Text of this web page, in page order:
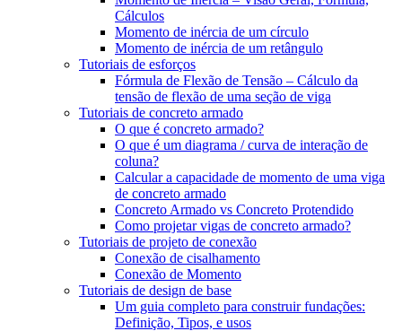
Cálculos
Momento de inércia de um círculo
Momento de inércia de um retângulo
Tutoriais de esforços
Fórmula de Flexão de Tensão – Cálculo da
tensão de flexão de uma seção de viga
Tutoriais de concreto armado
O que é concreto armado?
O que é um diagrama / curva de interação de
coluna?
Calcular a capacidade de momento de uma viga
de concreto armado
Concreto Armado vs Concreto Protendido
Como projetar vigas de concreto armado?
Tutoriais de projeto de conexão
Conexão de cisalhamento
Conexão de Momento
Tutoriais de design de base
Um guia completo para construir fundações:
Definição, Tipos, e usos